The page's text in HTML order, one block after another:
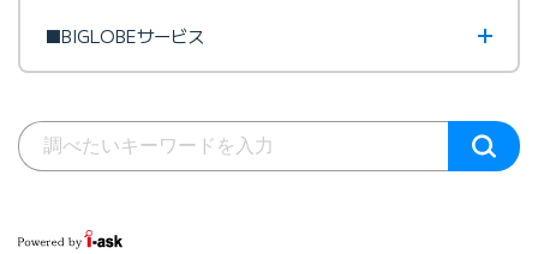
■BIGLOBEサービス